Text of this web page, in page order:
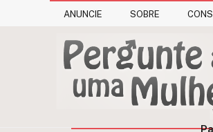
ANUNCIE SOBRE